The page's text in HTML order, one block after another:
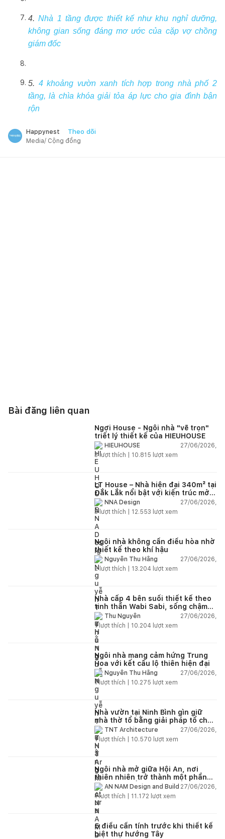
4.Nhà 1 tầng được thiết kế như khu nghỉ dưỡng,
không gian sống đáng mơ ước của cặp vợ chồng
giám đốc
5. 4 khoảng vườn xanh tích hợp trong nhà phố 2
tầng, là chìa khóa giải tỏa áp lực cho gia đình bận
rộn
Happynest Theo dõi
Media/ Cộng đồng
Bài đăng liên quan
Ngơi House - Ngôi nhà "vẽ trọn"
triết lý thiết kế của HIEUHOUSE
HIEUHOUSE
27/06/2026,
3lượt thích | 10.815 lượt xem
LT House – Nhà hiện đại 340m² tại
Đắk Lắk nổi bật với kiến trúc mở
và hệ sân vườn kết nối thiên
nhiên
NNA Design
27/06/2026,
3lượt thích | 12.553 lượt xem
Ngôi nhà không cần điều hòa nhờ
thiết kế theo khí hậu
Nguyễn Thu Hằng
27/06/2026,
2lượt thích | 13.204 lượt xem
Nhà cấp 4 bên suối thiết kế theo
tinh thần Wabi Sabi, sống chậm
giữa thiên nhiên
Thu Nguyễn
27/06/2026,
1lượt thích | 10.204 lượt xem
Ngôi nhà mang cảm hứng Trung
Hoa với kết cấu lộ thiên hiện đại
Nguyễn Thu Hằng
27/06/2026,
1lượt thích | 10.275 lượt xem
Nhà vườn tại Ninh Bình gìn giữ
nhà thờ tổ bằng giải pháp tổ chức
lại không gian
TNT Architecture
27/06/2026,
1lượt thích | 10.570 lượt xem
Ngôi nhà mở giữa Hội An, nơi
thiên nhiên trở thành một phần
của cuộc sống
AN NAM Design and Build 27/06/2026,
1lượt thích | 11.172 lượt xem
5 điều cần tính trước khi thiết kế
biệt thự hướng Tây